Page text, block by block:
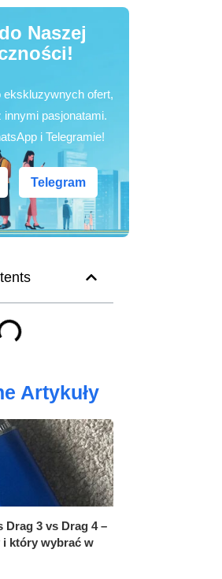
Naszej
ekskluzywnych ofert,
innymi pasjonatami.
i Telegramie!
Telegram
Artykuły
Drag 3 vs Drag 4 –
i który wybrać w